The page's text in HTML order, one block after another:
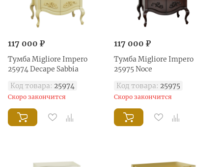
117 000 ₽
Тумба Migliore Impero
25974 Decape Sabbia
Код товара: 25974
Скоро закончится
117 000 ₽
Тумба Migliore Impero
25975 Noce
Код товара: 25975
Скоро закончится